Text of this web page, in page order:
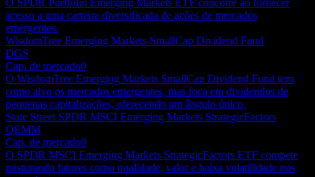
acesso a uma carteira diversificada de ações de mercados
emergentes.
WisdomTree Emerging Markets SmallCap Dividend Fund
DGS
Cap. de mercado0
O WisdomTree Emerging Markets SmallCap Dividend Fund tem
como alvo os mercados emergentes, mas foca em dividendos de
pequenas capitalizações, oferecendo um ângulo único.
State Street SPDR MSCI Emerging Markets StrategicFactors
QEMM
Cap. de mercado0
O SPDR MSCI Emerging Markets StrategicFactors ETF compete
misturando fatores como qualidade, valor e baixa volatilidade nos